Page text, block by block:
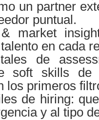
un partner
puntual.
market
en cada
de
soft skills
los primeros
de hiring:
y al tipo